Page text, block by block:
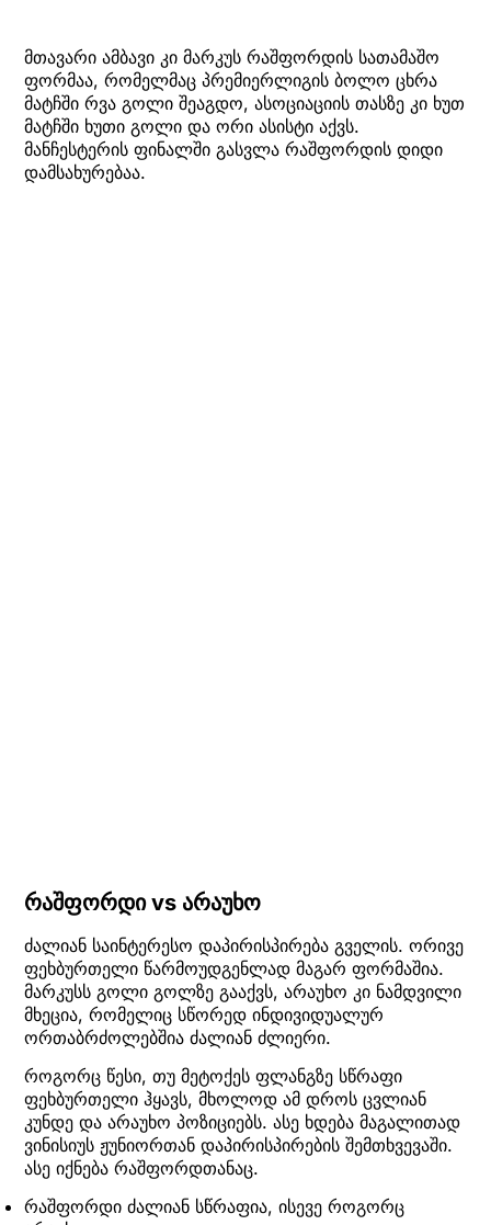
მთავარი ამბავი კი მარკუს რაშფორდის სათამაშო
ფორმაა, რომელმაც პრემიერლიგის ბოლო ცხრა
მატჩში რვა გოლი შეაგდო, ასოციაციის თასზე კი ხუთ
მატჩში ხუთი გოლი და ორი ასისტი აქვს.
მანჩესტერის ფინალში გასვლა რაშფორდის დიდი
დამსახურებაა.
რაშფორდი vs არაუხო
ძალიან საინტერესო დაპირისპირება გველის. ორივე
ფეხბურთელი წარმოუდგენლად მაგარ ფორმაშია.
მარკუსს გოლი გოლზე გააქვს, არაუხო კი ნამდვილი
მხეცია, რომელიც სწორედ ინდივიდუალურ
ორთაბრძოლებშია ძალიან ძლიერი.
როგორც წესი, თუ მეტოქეს ფლანგზე სწრაფი
ფეხბურთელი ჰყავს, მხოლოდ ამ დროს ცვლიან
კუნდე და არაუხო პოზიციებს. ასე ხდება მაგალითად
ვინისიუს ჟუნიორთან დაპირისპირების შემთხვევაში.
ასე იქნება რაშფორდთანაც.
რაშფორდი ძალიან სწრაფია, ისევე როგორც